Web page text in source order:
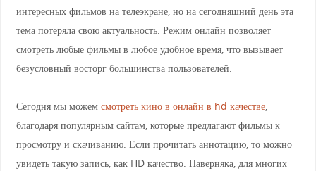
интересных фильмов на телеэкране, но на сегодняшний день эта
тема потеряла свою актуальность. Режим онлайн позволяет
смотреть любые фильмы в любое удобное время, что вызывает
безусловный восторг большинства пользователей.
Сегодня мы можем смотреть кино в онлайн в hd качестве,
благодаря популярным сайтам, которые предлагают фильмы к
просмотру и скачиванию. Если прочитать аннотацию, то можно
увидеть такую запись, как HD качество. Наверняка, для многих